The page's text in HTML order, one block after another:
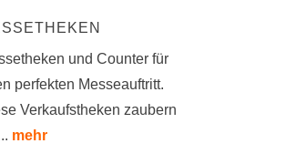
und Counter für
perfekten Messeauftritt.
Verkaufstheken zaubern
mehr